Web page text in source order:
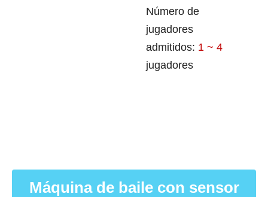
Número de
jugadores
admitidos: 1 ~ 4
jugadores
Máquina de baile con sensor